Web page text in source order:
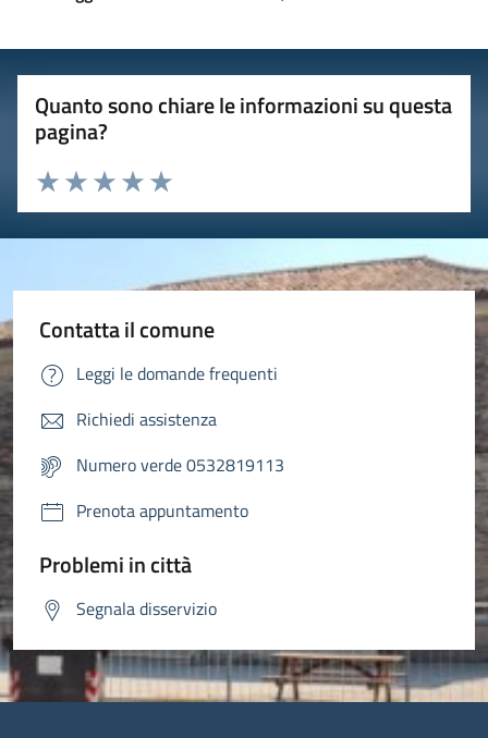
Quanto sono chiare le informazioni su questa
pagina?
Valuta 5 stelle su 5
Valuta 4 stelle su 5
Valuta 3 stelle su 5
Valuta 2 stelle su 5
Valuta 1 stelle su 5
Contatta il comune
Leggi le domande frequenti
Richiedi assistenza
Numero verde 0532819113
Prenota appuntamento
Problemi in città
Segnala disservizio